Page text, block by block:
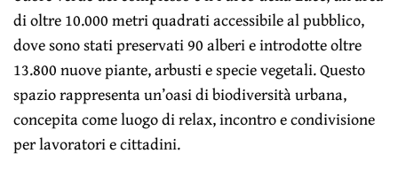
di oltre 10.000 metri quadrati accessibile al pubblico,
dove sono stati preservati 90 alberi e introdotte oltre
13.800 nuove piante, arbusti e specie vegetali. Questo
spazio rappresenta un’oasi di biodiversità urbana,
concepita come luogo di relax, incontro e condivisione
per lavoratori e cittadini.